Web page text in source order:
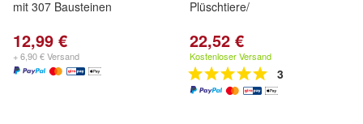
mit 307 Bausteinen
12,99 €
+ 6,90 € Versand
Plüschtiere/
22,52 €
Kostenloser Versand
3